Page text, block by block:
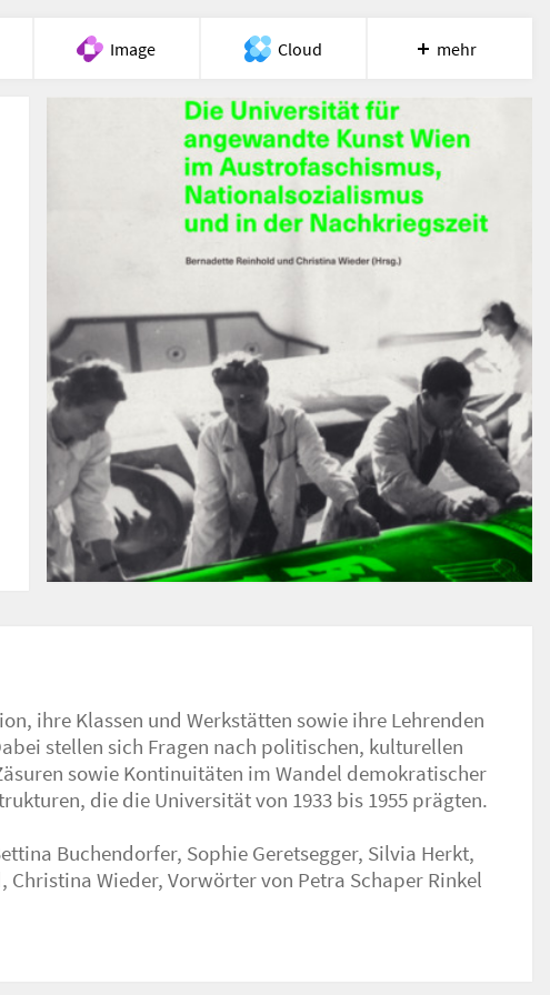
Image Cloud
Recherche
mehr